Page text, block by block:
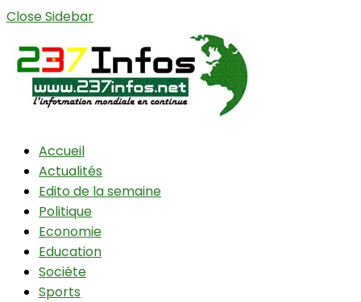
Close Sidebar
Accueil
Actualités
Edito de la semaine
Politique
Economie
Education
Sociéte
Sports